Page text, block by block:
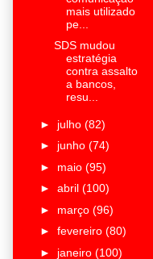
mais utilizado
pe...
SDS mudou
estratégia
contra assalto
a bancos,
resu...
► julho (82)
► junho (74)
► maio (95)
► abril (100)
► março (96)
► fevereiro (80)
► janeiro (100)